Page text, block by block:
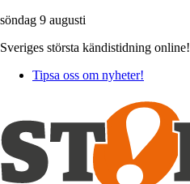
söndag 9 augusti
Sveriges största kändistidning online!
Tipsa oss om nyheter!